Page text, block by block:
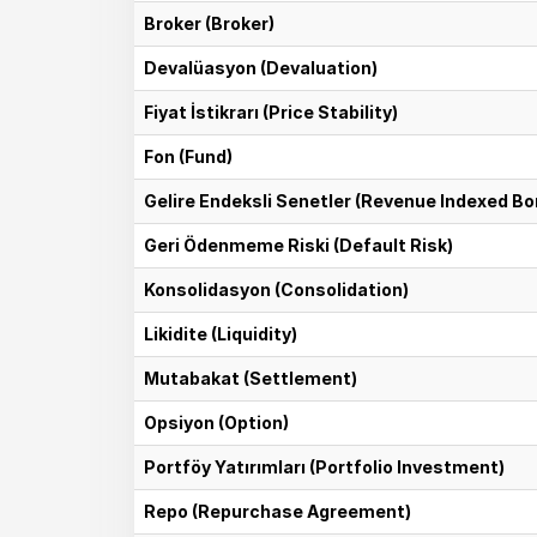
Broker (Broker)
Devalüasyon (Devaluation)
Fiyat İstikrarı (Price Stability)
Fon (Fund)
Gelire Endeksli Senetler (Revenue Indexed
Geri Ödenmeme Riski (Default Risk)
Konsolidasyon (Consolidation)
Likidite (Liquidity)
Mutabakat (Settlement)
Opsiyon (Option)
Portföy Yatırımları (Portfolio Investment)
Repo (Repurchase Agreement)